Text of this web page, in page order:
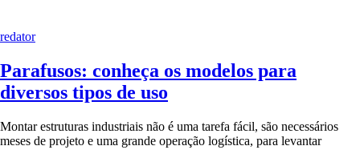
redator
Parafusos: conheça os modelos para
diversos tipos de uso
Montar estruturas industriais não é uma tarefa fácil, são necessários
meses de projeto e uma grande operação logística, para levantar